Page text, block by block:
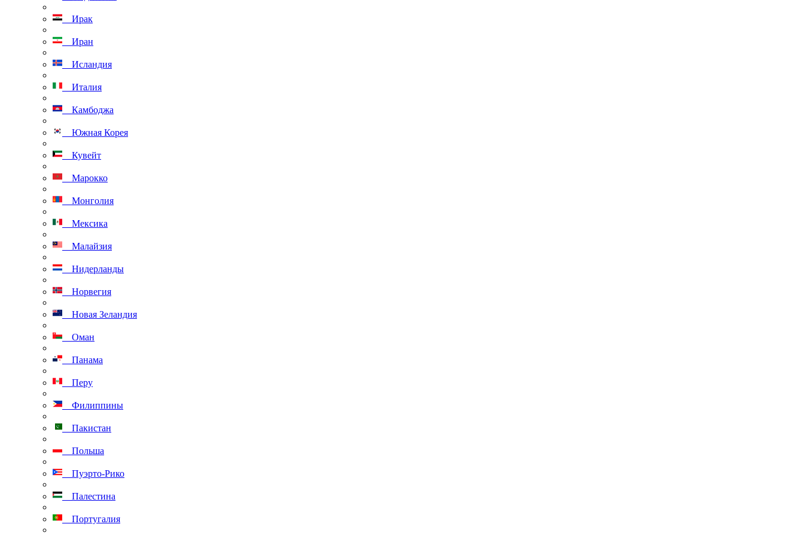
Ирак
Иран
Исландия
Италия
Камбоджа
Южная Корея
Кувейт
Марокко
Монголия
Мексика
Малайзия
Нидерланды
Норвегия
Новая Зеландия
Оман
Панама
Перу
Филиппины
Пакистан
Польша
Пуэрто-Рико
Палестина
Португалия